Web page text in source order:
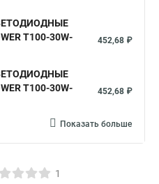
T100-30W-
452,68 ₽
T100-30W-
452,68 ₽
Показать больше
1